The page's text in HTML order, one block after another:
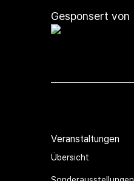
Gesponsert von
Veranstaltungen
Übersicht